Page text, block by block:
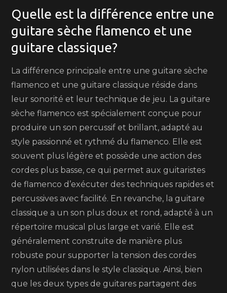
Quelle est la différence entre une
guitare sèche flamenco et une
guitare classique?
La différence principale entre une guitare sèche
flamenco et une guitare classique réside dans
leur sonorité et leur technique de jeu. La guitare
sèche flamenco est spécialement conçue pour
produire un son percussif et brillant, adapté au
style passionné et rythmé du flamenco. Elle est
souvent plus légère et possède une action des
cordes plus basse, ce qui permet aux guitaristes
de flamenco d’exécuter des techniques rapides et
percussives avec facilité. En revanche, la guitare
classique a un son plus doux et rond, adapté à un
répertoire musical plus large et varié. Elle est
généralement construite de manière plus
robuste pour supporter la tension des cordes
nylon utilisées dans le style classique. Ainsi, bien
que les deux types de guitares partagent des